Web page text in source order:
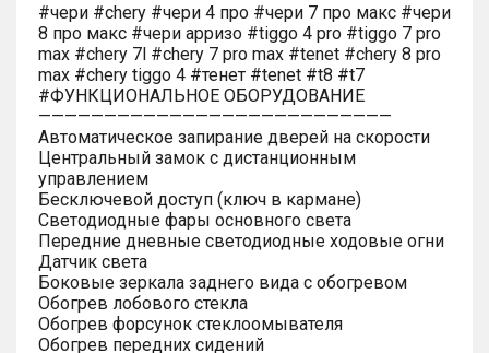
#чери #chery #чери 4 про #чери 7 про макс #чери
8 про макс #чери арризо #tiggo 4 pro #tiggo 7 pro
max #chery 7l #chery 7 pro max #tenet #chery 8 pro
max #chery tiggo 4 #тенет #tenet #t8 #t7
#ФУНКЦИОНАЛЬНОЕ ОБОРУДОВАНИЕ
———————————————————————————
Автоматическое запирание дверей на скорости
Центральный замок с дистанционным
управлением
Бесключевой доступ (ключ в кармане)
Светодиодные фары основного света
Передние дневные светодиодные ходовые огни
Датчик света
Боковые зеркала заднего вида с обогревом
Обогрев лобового стекла
Обогрев форсунок стеклоомывателя
Обогрев передних сидений